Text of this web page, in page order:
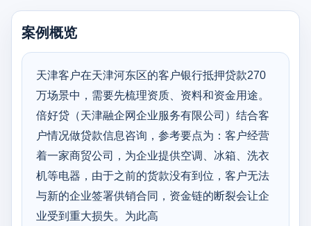
案例概览
天津客户在天津河东区的客户银行抵押贷款270
万场景中，需要先梳理资质、资料和资金用途。
倍好贷（天津融企网企业服务有限公司）结合客
户情况做贷款信息咨询，参考要点为：客户经营
着一家商贸公司，为企业提供空调、冰箱、洗衣
机等电器，由于之前的货款没有到位，客户无法
与新的企业签署供销合同，资金链的断裂会让企
业受到重大损失。为此高